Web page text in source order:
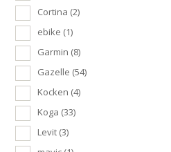
Cortina (2)
ebike (1)
Garmin (8)
Gazelle (54)
Kocken (4)
Koga (33)
Levit (3)